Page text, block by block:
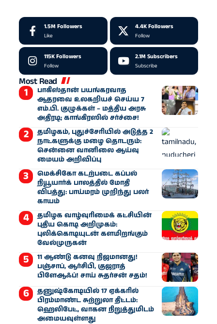
1.5M Followers
Like
4.4K Followers
Follow
115KFollowers
Follow
2.1M Subscribers
Subscribe
Most Read
பாகிஸ்தான் பயங்கரவாத
ஆதரவை உலகறியச் செய்ய 7
எம்.பி. குழுக்கள் – மத்திய அரசு
அதிரடி; காங்கிரஸில் சர்ச்சை!
தமிழகம், புதுச்சேரியில் அடுத்த 2
நாட்களுக்கு மழை தொடரும்:
சென்னை வானிலை ஆய்வு
மையம் அறிவிப்பு
மெக்சிகோ கடற்படை கப்பல்
நியூயார்க் பாலத்தில் மோதி
விபத்து: பாய்மரம் முறிந்து பலர்
காயம்
தமிழக வாழ்வுரிமைக் கட்சியின்
புதிய கொடி அறிமுகம்:
புலிக்கொடியுடன் களமிறங்கும்
வேல்முருகன்
11 ஆண்டு கனவு நிஜமானது!
பஞ்சாப், ஆர்சிபி, குஜராத்
பிளேஆஃப்! சாய் சுதர்சன் சதம்!
தனுஷ்கோடியில் 17 ஏக்கரில்
பிரம்மாண்ட சுற்றுலா திட்டம்:
ஹெலிபேட், வாகன நிறுத்துமிடம்
அமையவுள்ளது